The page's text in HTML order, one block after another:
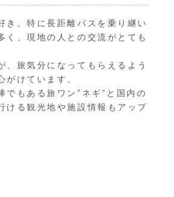
き。特に長距離バスを乗り継い
く、現地の人との交流がとても
、旅気分になってもらえるよう
がけています。
でもある旅ワン”ネギ”と国内の
ける観光地や施設情報もアップ